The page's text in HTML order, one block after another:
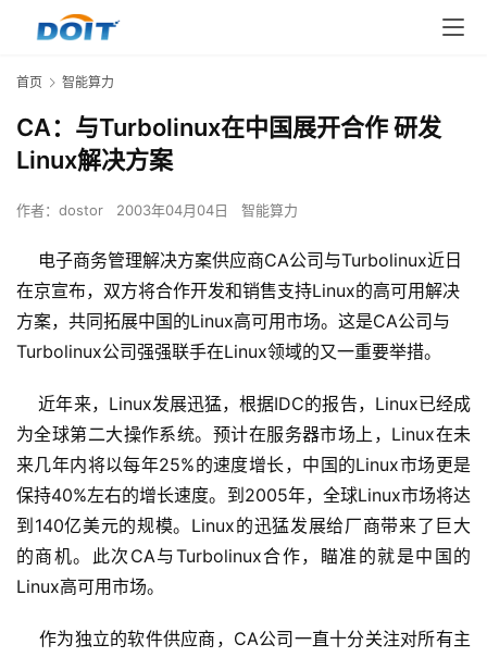
首页 智能算力
CA：与Turbolinux在中国展开合作 研发
Linux解决方案
作者： dostor 2003年04月04日 智能算力
电子商务管理解决方案供应商CA公司与Turbolinux近日
在京宣布，双方将合作开发和销售支持Linux的高可用解决
方案，共同拓展中国的Linux高可用市场。这是CA公司与
Turbolinux公司强强联手在Linux领域的又一重要举措。
近年来，Linux发展迅猛，根据IDC的报告，Linux已经成
为全球第二大操作系统。预计在服务器市场上，Linux在未
来几年内将以每年25%的速度增长，中国的Linux市场更是
保持40%左右的增长速度。到2005年，全球Linux市场将达
到140亿美元的规模。Linux的迅猛发展给厂商带来了巨大
的商机。此次CA与Turbolinux合作，瞄准的就是中国的
Linux高可用市场。
作为独立的软件供应商，CA公司一直十分关注对所有主